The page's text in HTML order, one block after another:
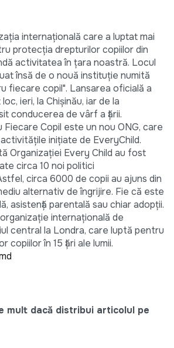
internaţională care a luptat mai
protecţia drepturilor copiilor din
activitatea în ţara noastră. Locul
însă de o nouă instituţie numită
fiecare copil". Lansarea oficială a
ieri, la Chişinău, iar de la
conducerea de vârf a ţării.
Copil este un nou ONG, care
iniţiate de EveryChild.
Organizaţiei Every Child au fost
circa 10 noi politici
circa 6000 de copii au ajuns din
alternativ de îngrijire. Fie că este
asistenţă parentală sau chiar adopţii.
internaţională de
central la Londra, care luptă pentru
copiilor în 15 ţări ale lumii.
mult dacă distribui articolul pe